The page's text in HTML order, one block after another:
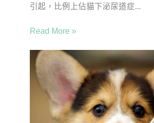
引起，比例上佔貓下泌尿道症...
Read More »